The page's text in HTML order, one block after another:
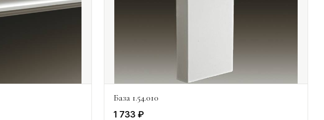
База 1.54.010
1 733 ₽